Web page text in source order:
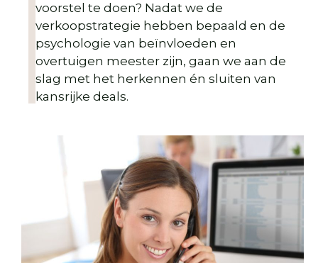
voorstel te doen? Nadat we de
verkoopstrategie hebben bepaald en de
psychologie van beïnvloeden en
overtuigen meester zijn, gaan we aan de
slag met het herkennen én sluiten van
kansrijke deals.